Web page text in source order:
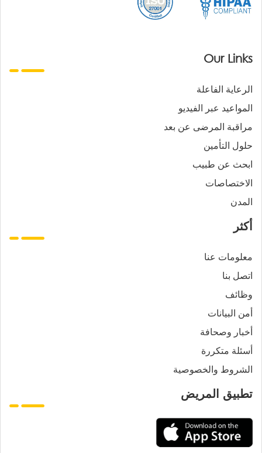
Our Links
الرعاية الفاعلة
المواعيد عبر الفيديو
مراقبة المرضى عن بعد
حلول التأمين
ابحث عن طبيب
الاختصاصات
المدن
أكثر
معلومات عنا
اتصل بنا
وظائف
أمن البيانات
أخبار وصحافة
أسئلة متكررة
الشروط والخصوصية
تطبيق المريض